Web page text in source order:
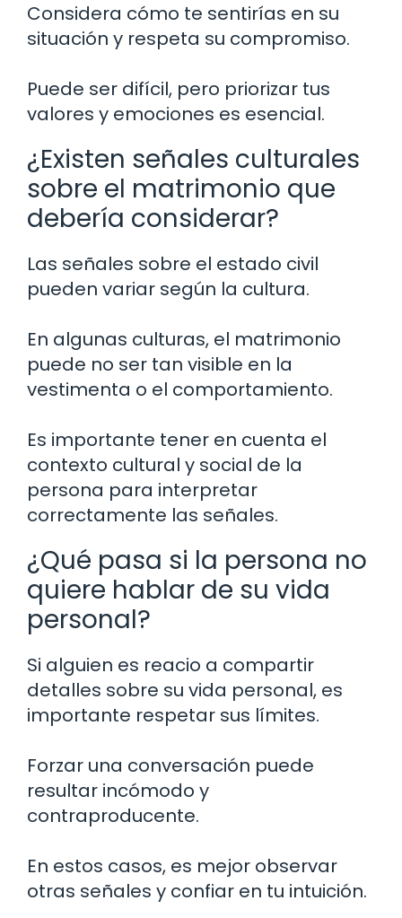
Considera cómo te sentirías en su
situación y respeta su compromiso.
Puede ser difícil, pero priorizar tus
valores y emociones es esencial.
¿Existen señales culturales
sobre el matrimonio que
debería considerar?
Las señales sobre el estado civil
pueden variar según la cultura.
En algunas culturas, el matrimonio
puede no ser tan visible en la
vestimenta o el comportamiento.
Es importante tener en cuenta el
contexto cultural y social de la
persona para interpretar
correctamente las señales.
¿Qué pasa si la persona no
quiere hablar de su vida
personal?
Si alguien es reacio a compartir
detalles sobre su vida personal, es
importante respetar sus límites.
Forzar una conversación puede
resultar incómodo y
contraproducente.
En estos casos, es mejor observar
otras señales y confiar en tu intuición.